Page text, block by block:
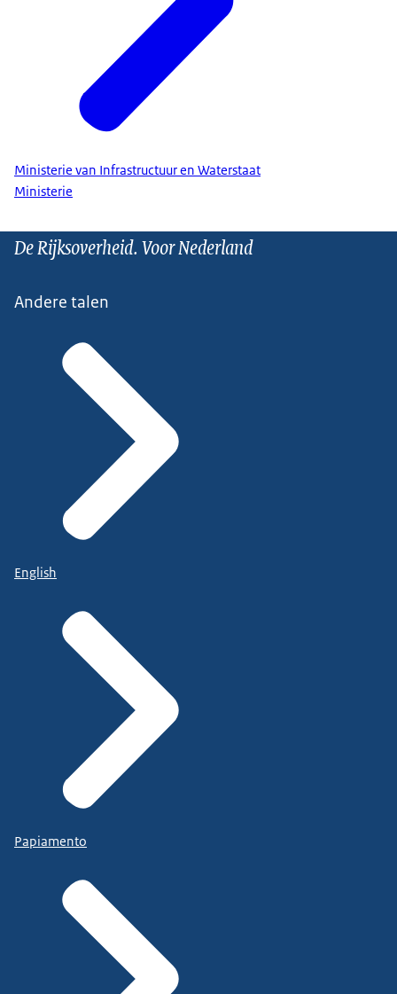
Ministerie van Infrastructuur en Waterstaat
Ministerie
De Rijksoverheid. Voor Nederland
Andere talen
English
Papiamento